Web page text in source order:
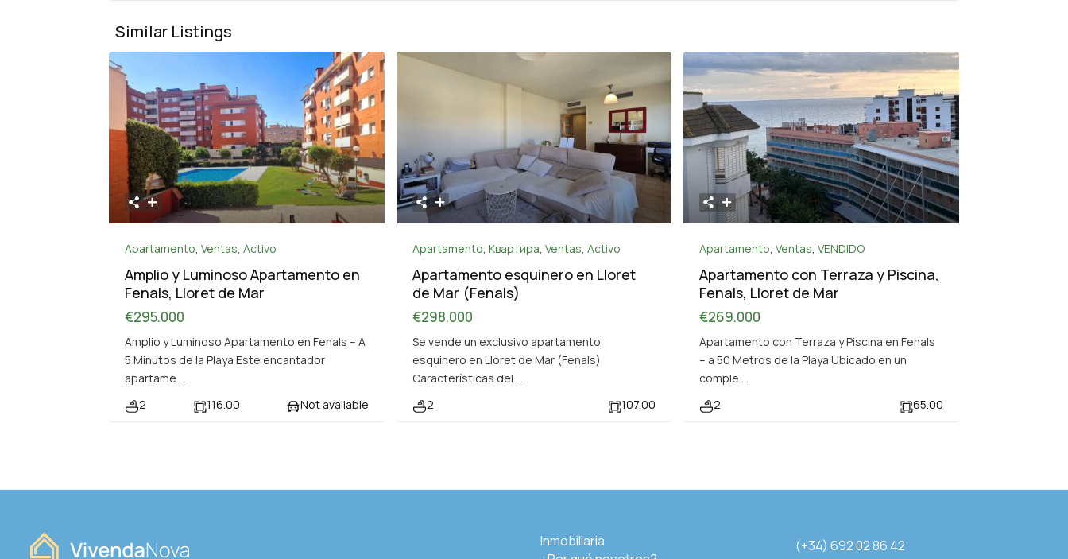
Similar Listings
Apartamento, Ventas, Activo
Amplio y Luminoso Apartamento en
Fenals, Lloret de Mar
€295.000
Amplio y Luminoso Apartamento en Fenals – A
5 Minutos de la Playa Este encantador
apartame ...
2
116.00 Not available
Apartamento, Квартира, Ventas, Activo
Apartamento esquinero en Lloret
de Mar (Fenals)
€298.000
Se vende un exclusivo apartamento
esquinero en Lloret de Mar (Fenals)
Características del ...
2
107.00
Apartamento,Ventas,VENDIDO
Apartamento con Terraza y Piscina,
Fenals, Lloret de Mar
€269.000
Apartamento con Terraza y Piscina en Fenals
– a 50 Metros de la Playa Ubicado en un
comple...
2
65.00
Inmobiliaria
(+34) 692 02 86 42